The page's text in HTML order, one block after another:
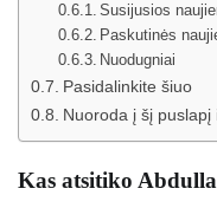
Susijusios
Paskutinės
Nuodugniai
Pasidalinkite šiuo
Nuoroda į šį
Kas atsitiko